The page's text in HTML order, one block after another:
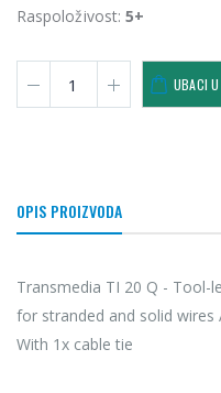
Raspoloživost:5+
UBACI
OPIS PROIZVODA
Transmedia TI 20 Q - Tool-
for stranded and solid wires
With 1x cable tie